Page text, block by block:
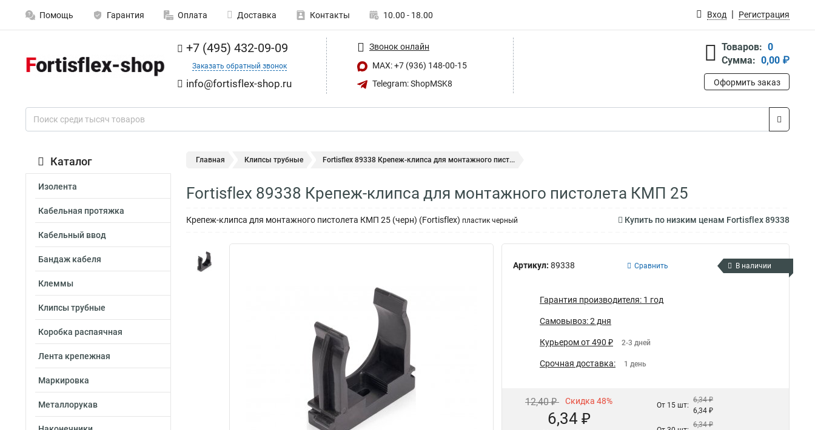
Помощь Гарантия Оплата Доставка Контакты 10.00 - 18.00 Вход Регистрация
+7 (495) 432-09-09
Заказать обратный звонок
info@fortisflex-shop.ru
Звонок онлайн
MAX: +7 (936) 148-00-15
Telegram: ShopMSK8
Товаров: 0
Сумма: 0,00 ₽
Оформить заказ
Каталог
Изолента
Кабельная протяжка
Кабельный ввод
Бандаж кабеля
Клеммы
Клипсы трубные
Коробка распаячная
Лента крепежная
Маркировка
Металлорукав
Главная Клипсы трубные Fortisflex 89338 Крепеж-клипса для монтажного пист...
Fortisflex 89338 Крепеж-клипса для монтажного пистолета КМП 25
Крепеж-клипса для монтажного пистолета КМП 25 (черн) (Fortisflex) пластик черный Купить по низким ценам Fortisflex 89338
Артикул: 89338 Сравнить В наличии
Гарантия производителя: 1 год
Самовывоз: 2 дня
Курьером от 490 ₽ 2-3 дней
Срочная доставка: 1 день
12,40 ₽ Скидка 48%
6,34 ₽
От 15 шт:
6,34 ₽
6,34 ₽
6,34 ₽